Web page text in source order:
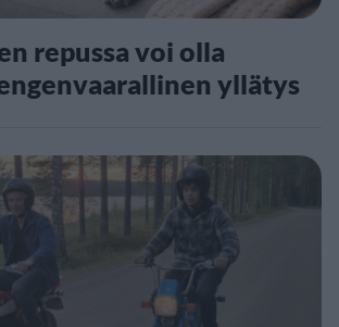
repussa voi olla
yllätys